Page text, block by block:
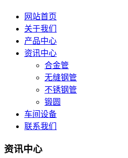
网站首页
关于我们
产品中心
资讯中心
合金管
无缝钢管
不锈钢管
锻圆
车间设备
联系我们
资讯中心